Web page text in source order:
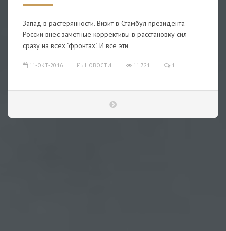
Запад в растерянности. Визит в Стамбул президента
России внес заметные коррективы в расстановку сил
сразу на всех "фронтах". И все эти
11-ОКТ-2016 НОВОСТИ 11 721 1